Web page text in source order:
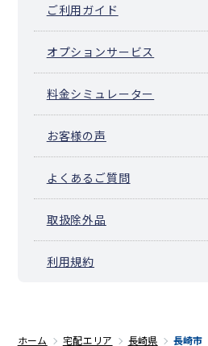
ご利用ガイド
オプションサービス
料金シミュレーター
お客様の声
よくあるご質問
取扱除外品
利用規約
ホーム 宅配エリア 長崎県 長崎市